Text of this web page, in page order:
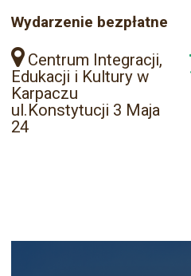
Wydarzenie bezpłatne
Centrum Integracji,
Edukacji i Kultury w
Karpaczu
ul.Konstytucji 3 Maja
24